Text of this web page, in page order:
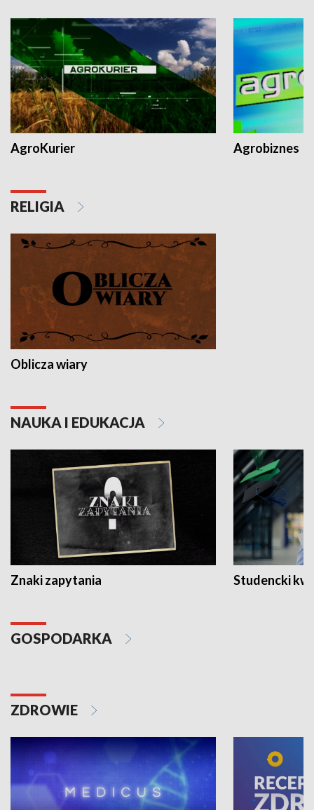
AgroKurier Agrobiznes
RELIGIA
Oblicza wiary
NAUKA I EDUKACJA
Znaki zapytania Studencki
GOSPODARKA
ZDROWIE